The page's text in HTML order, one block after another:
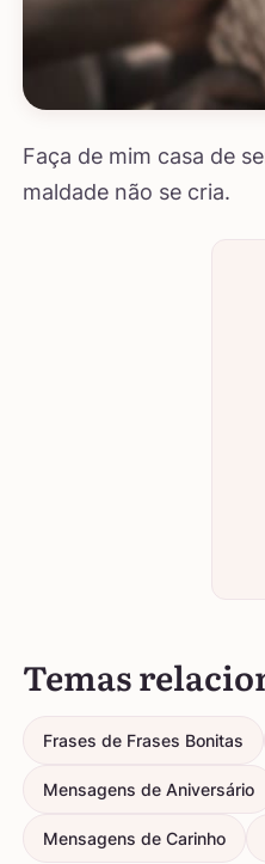
Faça de mim casa de
maldade não se cria.
Temas
Frases de Frases Bonitas
Mensagens de Aniversário
Mensagens de Carinho